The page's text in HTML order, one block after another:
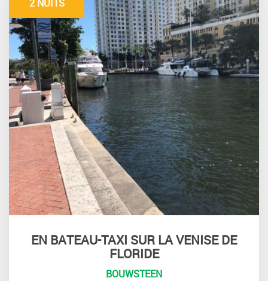
2 NUITS
EN BATEAU-TAXI SUR LA VENISE DE
FLORIDE
BOUWSTEEN